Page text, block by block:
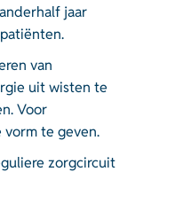
jaar
van
uit wisten te
Voor
te geven.
zorgcircuit